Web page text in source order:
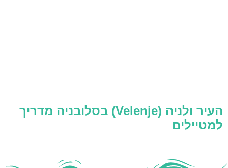
העיר ולניה (Velenje) בסלובניה מדריך
למטיילים